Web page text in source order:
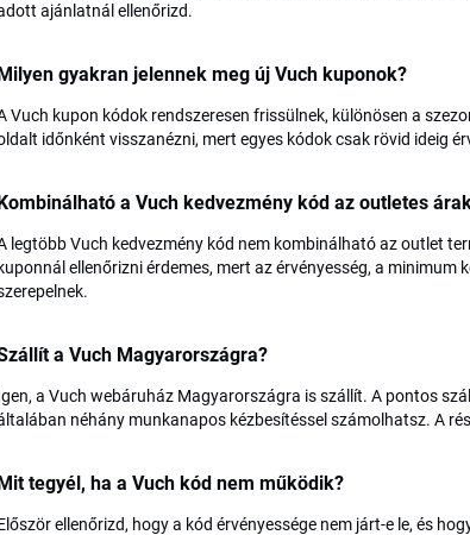
ajánlatnál ellenőrizd.
gyakran jelennek meg új Vuch kuponok?
Vuch kupon kódok rendszeresen frissülnek, különösen a
időnként visszanézni, mert egyes kódok csak rövid ideig
a Vuch kedvezmény kód az outletes
legtöbb Vuch kedvezmény kód nem kombinálható az outlet
kuponnál ellenőrizni érdemes, mert az érvényesség, a
a Vuch Magyarországra?
a Vuch webáruház Magyarországra is szállít. A pontos
néhány munkanapos kézbesítéssel számolhatsz. A
tegyél, ha a Vuch kód nem működik?
ellenőrizd, hogy a kód érvényessége nem járt-e le, és